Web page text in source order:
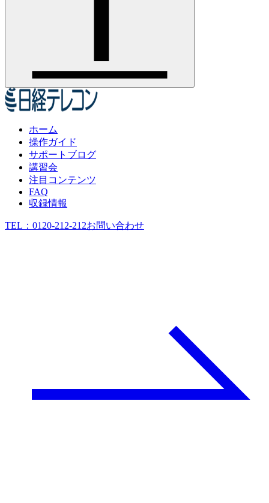
ホーム
操作ガイド
サポートブログ
講習会
注目コンテンツ
FAQ
収録情報
TEL： 0120-212-212お問い合わせ